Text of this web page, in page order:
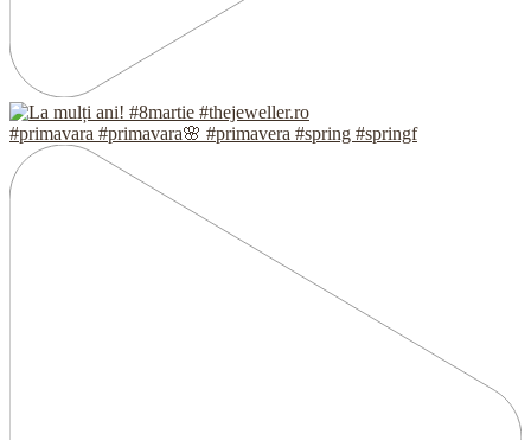
#primavara #primavara🌸 #primavera #spring #springf